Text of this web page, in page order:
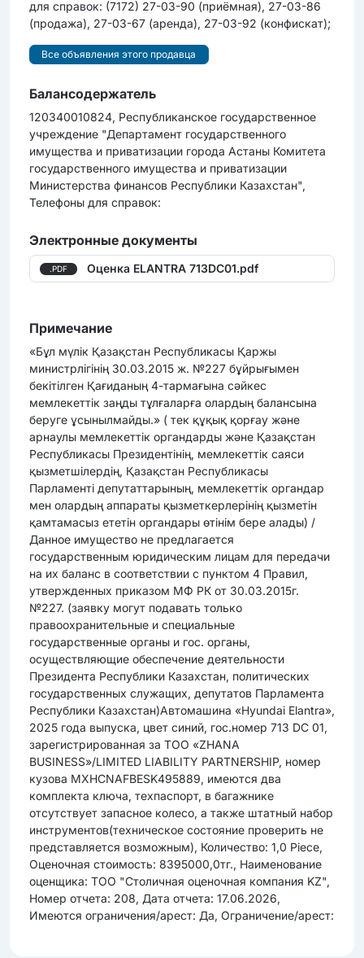
для справок: (7172) 27-03-90 (приёмная), 27-03-86
(продажа), 27-03-67 (аренда), 27-03-92 (конфискат);
Все объявления этого продавца
Балансодержатель
120340010824, Республиканское государственное
учреждение "Департамент государственного
имущества и приватизации города Астаны Комитета
государственного имущества и приватизации
Министерства финансов Республики Казахстан",
Телефоны для справок:
Электронные документы
.PDF Оценка ELANTRA 713DC01.pdf
Примечание
«Бұл мүлік Қазақстан Республикасы Қаржы
министрлігінің 30.03.2015 ж. №227 бұйрығымен
бекітілген Қағиданың 4-тармағына сәйкес
мемлекеттік заңды тұлғаларға олардың балансына
беруге ұсынылмайды.» ( тек құқық қорғау және
арнаулы мемлекеттік органдарды және Қазақстан
Республикасы Президентінің, мемлекеттік саяси
қызметшілердің, Қазақстан Республикасы
Парламенті депутаттарының, мемлекеттік органдар
мен олардың аппараты қызметкерлерінің қызметін
қамтамасыз ететін органдары өтінім бере алады) /
Данное имущество не предлагается
государственным юридическим лицам для передачи
на их баланс в соответствии с пунктом 4 Правил,
утвержденных приказом МФ РК от 30.03.2015г.
№227. (заявку могут подавать только
правоохранительные и специальные
государственные органы и гос. органы,
осуществляющие обеспечение деятельности
Президента Республики Казахстан, политических
государственных служащих, депутатов Парламента
Республики Казахстан)Автомашина «Hyundai Elantra»,
2025 года выпуска, цвет синий, гос.номер 713 DC 01,
зарегистрированная за ТОО «ZHANA
BUSINESS»/LIMITED LIABILITY PARTNERSHIP, номер
кузова MXHCNAFBESK495889, имеются два
комплекта ключа, техпаспорт, в багажнике
отсутствует запасное колесо, а также штатный набор
инструментов(техническое состояние проверить не
представляется возможным), Количество: 1,0 Piece,
Оценочная стоимость: 8395000,0тг., Наименование
оценщика: ТОО "Столичная оценочная компания KZ",
Номер отчета: 208, Дата отчета: 17.06.2026,
Имеются ограничения/арест: Да, Ограничение/арест: